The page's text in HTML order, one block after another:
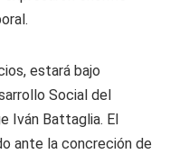
estará bajo
Social del
Iván Battaglia. El
ante la concreción de